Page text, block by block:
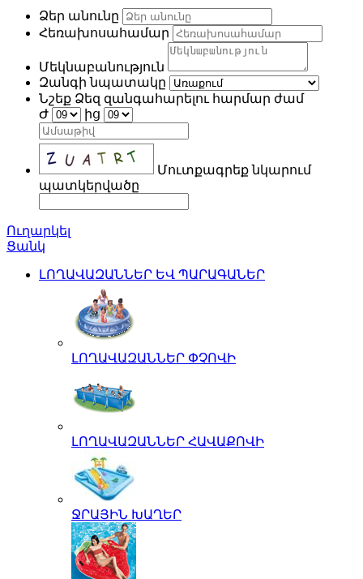
Ձեր անունը
Հեռախոսահամար
Մեկնաբանություն
Զանգի նպատակը
Նշեք Ձեզ զանգահարելու հարմար ժամ
Ժ
ից
Մուտքագրեք նկարում
պատկերվածը
Ուղարկել
Ցանկ
ԼՈՂԱՎԱԶԱՆՆԵՐ ԵՎ ՊԱՐԱԳԱՆԵՐ
ԼՈՂԱՎԱԶԱՆՆԵՐ ՓՉՈՎԻ
ԼՈՂԱՎԱԶԱՆՆԵՐ ՀԱՎԱՔՈՎԻ
ՋՐԱՅԻՆ ԽԱՂԵՐ